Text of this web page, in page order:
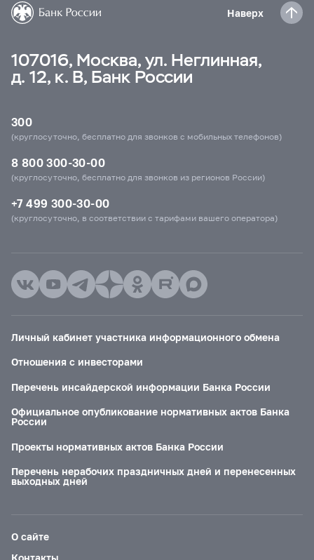
Наверх
107016, Москва, ул. Неглинная,
д. 12, к. В, Банк России
300
(круглосуточно, бесплатно для звонков с мобильных телефонов)
8 800 300-30-00
(круглосуточно, бесплатно для звонков из регионов России)
+7 499 300-30-00
(круглосуточно, в соответствии с тарифами вашего оператора)
Личный кабинет участника информационного обмена
Отношения с инвесторами
Перечень инсайдерской информации Банка России
Официальное опубликование нормативных актов Банка
России
Проекты нормативных актов Банка России
Перечень нерабочих праздничных дней и перенесенных
выходных дней
О сайте
Контакты